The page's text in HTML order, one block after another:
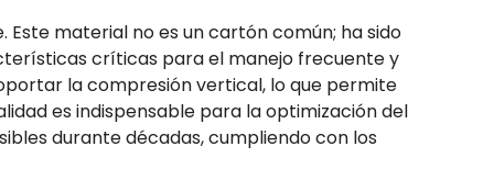
Este material no es un cartón común; ha sido
críticas para el manejo frecuente y
la compresión vertical, lo que permite
es indispensable para la optimización del
durante décadas, cumpliendo con los